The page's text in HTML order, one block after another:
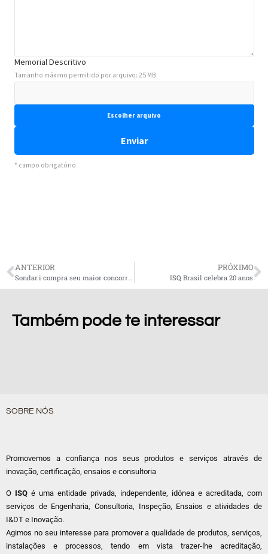
ANTERIOR
Sondar.i compra seu maior concorrente
PRÓXIMO
ISQ Brasil celebra 20 anos
Também pode te interessar
SOBRE NÓS
Promovemos a confiança nos seus produtos e serviços através de
inovação, certificação, ensaios e consultoria
O ISQ é uma entidade privada, independente, idónea e acreditada, com
serviços de Engenharia, Consultoria, Inspeção, Ensaios e atividades de
I&DT e Inovação.
Agimos no seu interesse para promover a qualidade de produtos, serviços,
instalações e processos, tendo em vista trazer-lhe acreditação,